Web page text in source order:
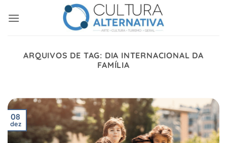
ARQUIVOS DE TAG: DIA INTERNACIONAL DA
FAMÍLIA
08
dez